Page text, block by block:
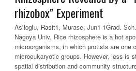
rhizobox” Experiment
Asiloglu, Rasit1, Murase, Jun1 1Grad.
Nagoya Univ. Rice rhizosphere is a hot
microorganisms, in which protists are one
microeukaryotic groups. However, less is
spatial distribution and community